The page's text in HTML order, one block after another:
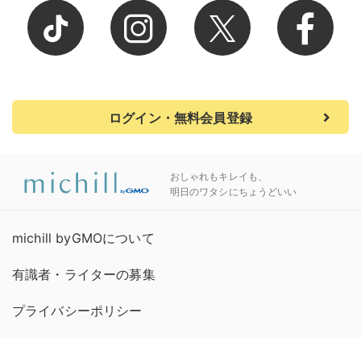
ログイン・無料会員登録
おしゃれもキレイも、
明日のワタシにちょうどいい
michill byGMOについて
有識者・ライターの募集
プライバシーポリシー